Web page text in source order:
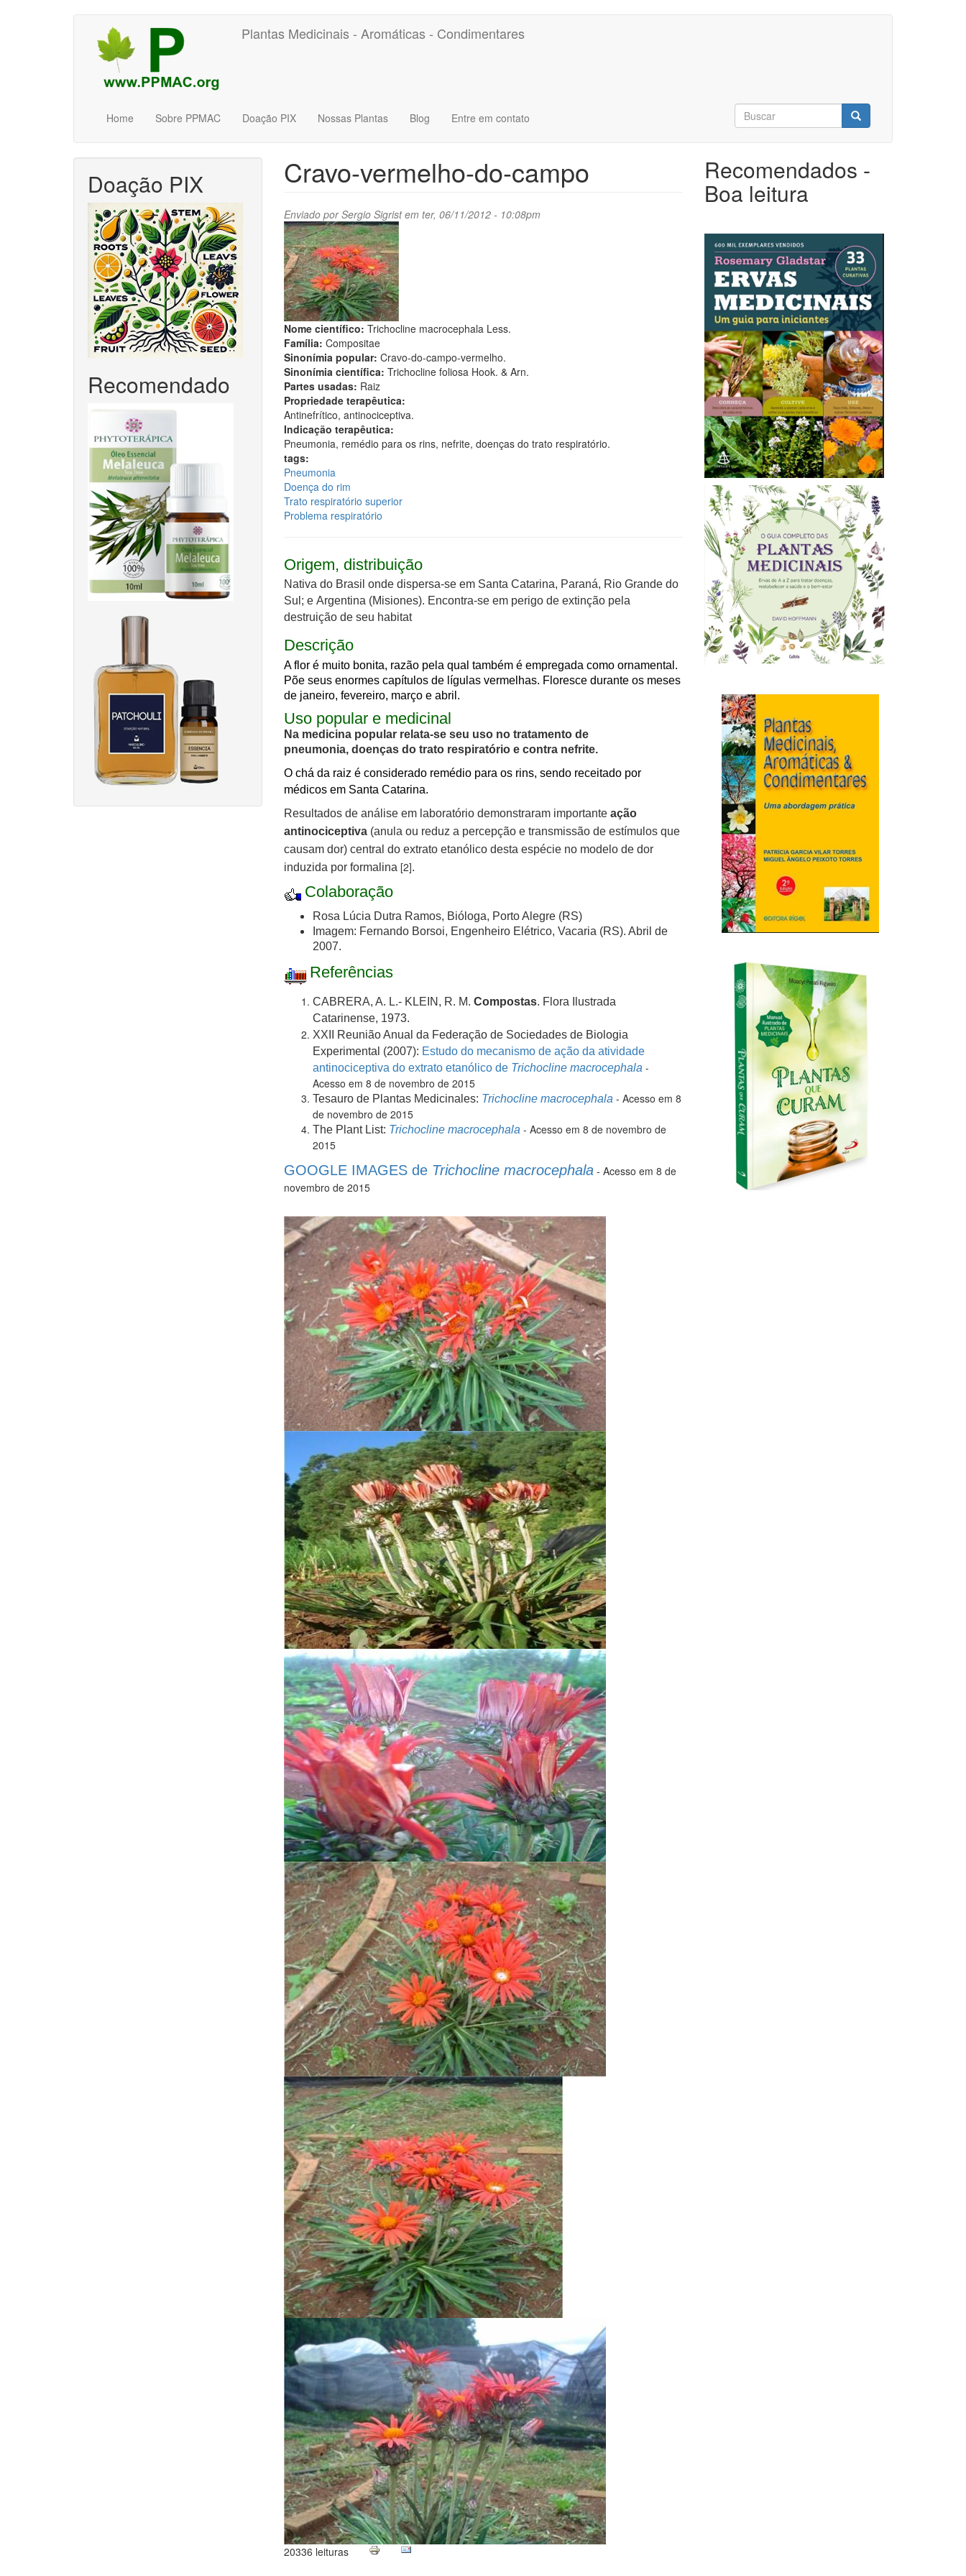
Plantas Medicinais - Aromáticas - Condimentares
Home Sobre PPMAC Doação PIX Nossas Plantas Blog Entre em contato Formulário
de
busca
Doação PIX
Recomendado
Cravo-vermelho-do-campo
Enviado porSergio Sigristem ter, 06/11/2012 - 10:08pm
Nome científico: Trichocline macrocephala Less.
Família: Compositae
Sinonímia popular: Cravo-do-campo-vermelho.
Sinonímia científica: Trichocline foliosa Hook. & Arn.
Partes usadas: Raiz
Propriedade terapêutica:
Antinefrítico, antinociceptiva.
Indicação terapêutica:
Pneumonia, remédio para os rins, nefrite, doenças do trato respiratório.
tags:
Pneumonia
Doença do rim
Trato respiratório superior
Problema respiratório
Origem, distribuição
Nativa do Brasil onde dispersa-se em Santa Catarina, Paraná, Rio Grande do
Sul; e Argentina (Misiones). Encontra-se em perigo de extinção pela
destruição de seu habitat
Descrição
A flor é muito bonita, razão pela qual também é empregada como ornamental.
Põe seus enormes capítulos de lígulas vermelhas. Floresce durante os meses
de janeiro, fevereiro, março e abril.
Uso popular e medicinal
Na medicina popular relata-se seu uso no tratamento de
pneumonia, doenças do trato respiratório e contra nefrite.
O chá da raiz é considerado remédio para os rins, sendo receitado por
médicos em Santa Catarina.
Resultados de análise em laboratório demonstraram importante ação
antinociceptiva(anula ou reduz a percepção e transmissão de estímulos que
causam dor) central do extrato etanólico desta espécie no modelo de dor
induzida por formalina [2].
Colaboração
Rosa Lúcia Dutra Ramos, Bióloga, Porto Alegre (RS)
Imagem: Fernando Borsoi, Engenheiro Elétrico, Vacaria (RS). Abril de
2007.
Referências
CABRERA, A. L.- KLEIN, R. M. Compostas. Flora Ilustrada
Catarinense, 1973.
XXII Reunião Anual da Federação de Sociedades de Biologia
Experimental (2007): Estudo do mecanismo de ação da atividade
antinociceptiva do extrato etanólico de Trichocline macrocephala -
Acesso em 8 de novembro de 2015
Tesauro de Plantas Medicinales: Trichocline macrocephala - Acesso em 8
de novembro de 2015
The Plant List: Trichocline macrocephala - Acesso em 8 de novembro de
2015
GOOGLE IMAGES de Trichocline macrocephala- Acesso em 8 de
novembro de 2015
20336 leituras
Recomendados -
Boa leitura